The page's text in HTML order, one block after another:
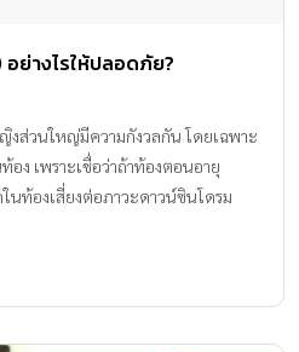
ย่างไรให้ปลอดภัย?
งส่วนใหญ่มีความกังวลกัน โดยเฉพาะ
ง เพราะเชื่อว่าถ้าท้องตอนอายุ
นท้องเสี่ยงต่อภาวะดาวน์ซินโดรม
ำแนะนำสำหรับผู้หญิงที่จะท้องตอน